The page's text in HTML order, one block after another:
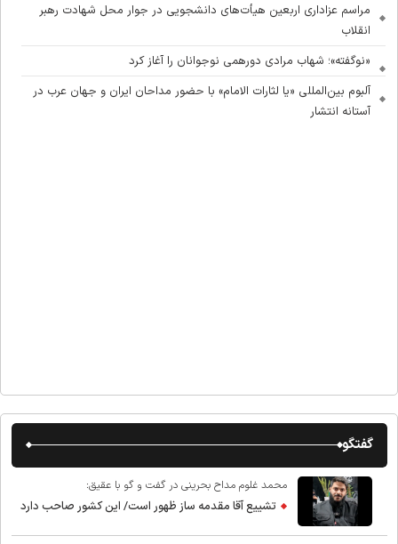
مراسم عزاداری اربعین هیأت‌های دانشجویی در جوار محل شهادت رهبر
انقلاب
«نوگفته»؛ شهاب مرادی دورهمی نوجوانان را آغاز کرد
آلبوم بین‌المللی «یا لثارات الامام» با حضور مداحان ایران و جهان عرب در
آستانه انتشار
گفتگو
محمد غلوم مداح بحرینی در گفت و گو با عقیق:
تشییع آقا مقدمه ساز ظهور است/ این کشور صاحب دارد